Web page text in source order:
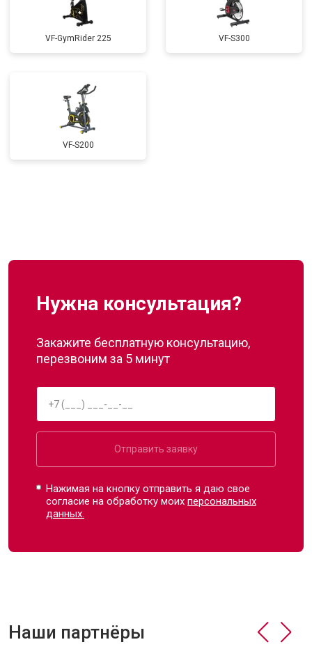
VF-GymRider 225 VF-S300
VF-S200
Нужна консультация?
Закажите бесплатную консультацию,
перезвоним за 5 минут
Отправить заявку
Нажимая на кнопку отправить я даю свое
согласие на обработку моихперсональных
данных.
Наши партнёры